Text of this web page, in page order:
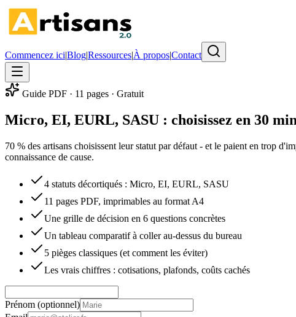
Commencez ici|Blog|Ressources|À propos|Contact
Guide PDF · 11 pages · Gratuit
Micro, EI, EURL, SASU : choisissez en 30
70 % des artisans choisissent leur statut par défaut - et le paient en trop
connaissance de cause.
4 statuts décortiqués : Micro, EI, EURL, SASU
11 pages PDF, imprimables au format A4
Une grille de décision en 6 questions concrètes
Un tableau comparatif à coller au-dessus du bureau
5 pièges classiques (et comment les éviter)
Les vrais chiffres : cotisations, plafonds, coûts cachés
Prénom (optionnel)